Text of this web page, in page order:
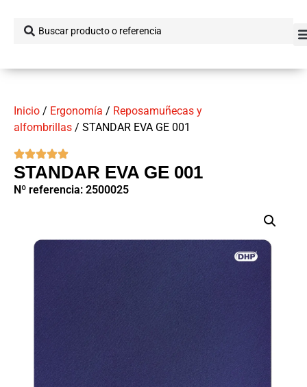
Inicio / Ergonomía / Reposamuñecas y
alfombrillas / STANDAR EVA GE 001
STANDAR EVA GE 001
Nº referencia: 2500025